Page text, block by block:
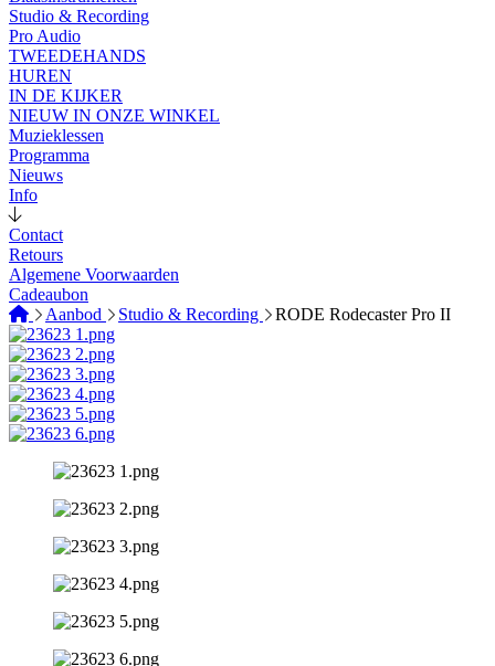
Studio & Recording
Pro Audio
TWEEDEHANDS
HUREN
IN DE KIJKER
NIEUW IN ONZE WINKEL
Muzieklessen
Programma
Nieuws
Info
Contact
Retours
Algemene Voorwaarden
Cadeaubon
Aanbod
Studio & Recording RODE Rodecaster Pro II